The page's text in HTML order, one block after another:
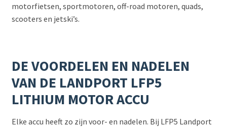
motorfietsen, sportmotoren, off-road motoren, quads,
scooters en jetski’s.
DE VOORDELEN EN NADELEN
VAN DE LANDPORT LFP5
LITHIUM MOTOR ACCU
Elke accu heeft zo zijn voor- en nadelen. Bij LFP5 Landport